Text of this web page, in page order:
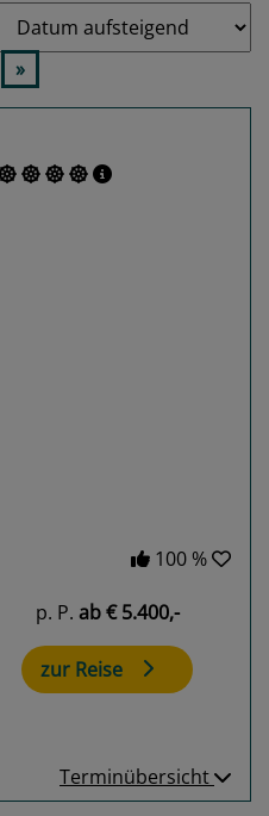
»
100 %
p. P. ab€ 5.400,-
zur Reise
Terminübersicht